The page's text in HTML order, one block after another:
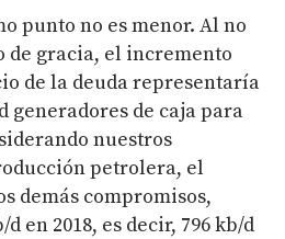
punto no es menor. Al no
de gracia, el incremento
de la deuda representaría
generadores de caja para
nuestros
petrolera, el
demás compromisos,
en 2018, es decir, 796 kb/d